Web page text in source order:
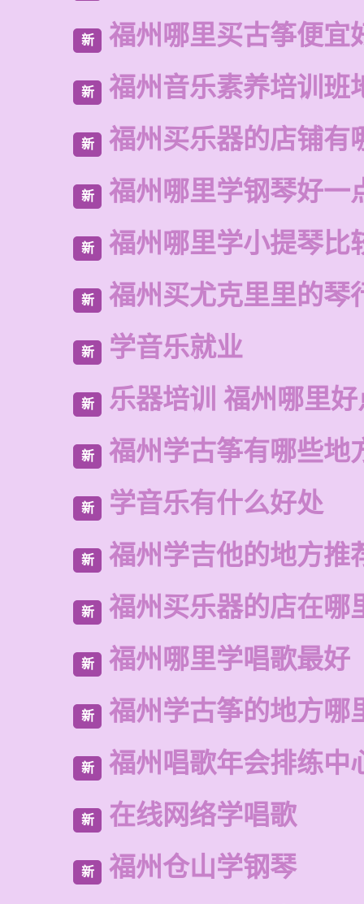
新 福州哪里买古筝便宜
新 福州音乐素养培训班
新 福州买乐器的店铺有
新 福州哪里学钢琴好一
新 福州哪里学小提琴比
新 福州买尤克里里的琴
新 学音乐就业
新 乐器培训 福州哪里
新 福州学古筝有哪些地
新 学音乐有什么好处
新 福州学吉他的地方推
新 福州买乐器的店在哪
新 福州哪里学唱歌最好
新 福州学古筝的地方哪
新 福州唱歌年会排练中
新 在线网络学唱歌
新 福州仓山学钢琴